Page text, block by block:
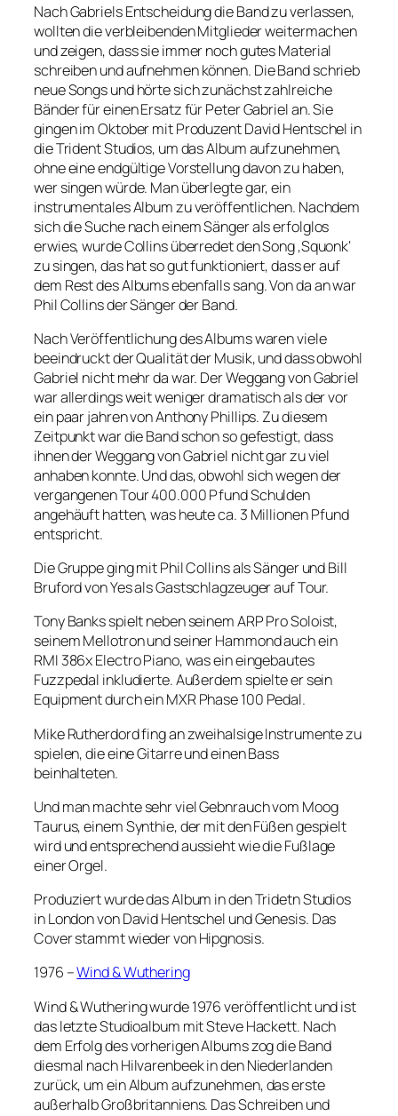
Nach Gabriels Entscheidung die Band zu verlassen,
wollten die verbleibenden Mitglieder weitermachen
und zeigen, dass sie immer noch gutes Material
schreiben und aufnehmen können. Die Band schrieb
neue Songs und hörte sich zunächst zahlreiche
Bänder für einen Ersatz für Peter Gabriel an. Sie
gingen im Oktober mit Produzent David Hentschel in
die Trident Studios, um das Album aufzunehmen,
ohne eine endgültige Vorstellung davon zu haben,
wer singen würde. Man überlegte gar, ein
instrumentales Album zu veröffentlichen. Nachdem
sich die Suche nach einem Sänger als erfolglos
erwies, wurde Collins überredet den Song ‚Squonk‘
zu singen, das hat so gut funktioniert, dass er auf
dem Rest des Albums ebenfalls sang. Von da an war
Phil Collins der Sänger der Band.
Nach Veröffentlichung des Albums waren viele
beeindruckt der Qualität der Musik, und dass obwohl
Gabriel nicht mehr da war. Der Weggang von Gabriel
war allerdings weit weniger dramatisch als der vor
ein paar jahren von Anthony Phillips. Zu diesem
Zeitpunkt war die Band schon so gefestigt, dass
ihnen der Weggang von Gabriel nicht gar zu viel
anhaben konnte. Und das, obwohl sich wegen der
vergangenen Tour 400.000 Pfund Schulden
angehäuft hatten, was heute ca. 3 Millionen Pfund
entspricht.
Die Gruppe ging mit Phil Collins als Sänger und Bill
Bruford von Yes als Gastschlagzeuger auf Tour.
Tony Banks spielt neben seinem ARP Pro Soloist,
seinem Mellotron und seiner Hammond auch ein
RMI 386x Electro Piano, was ein eingebautes
Fuzzpedal inkludierte. Außerdem spielte er sein
Equipment durch ein MXR Phase 100 Pedal.
Mike Rutherdord fing an zweihalsige Instrumente zu
spielen, die eine Gitarre und einen Bass
beinhalteten.
Und man machte sehr viel Gebnrauch vom Moog
Taurus, einem Synthie, der mit den Füßen gespielt
wird und entsprechend aussieht wie die Fußlage
einer Orgel.
Produziert wurde das Album in den Tridetn Studios
in London von David Hentschel und Genesis. Das
Cover stammt wieder von Hipgnosis.
1976 –Wind & Wuthering
Wind & Wuthering wurde 1976 veröffentlicht und ist
das letzte Studioalbum mit Steve Hackett. Nach
dem Erfolg des vorherigen Albums zog die Band
diesmal nach Hilvarenbeek in den Niederlanden
zurück, um ein Album aufzunehmen, das erste
außerhalb Großbritanniens. Das Schreiben und